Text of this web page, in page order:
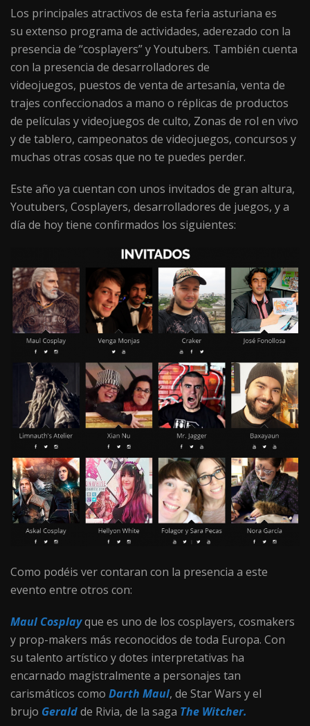
Los principales atractivos de esta feria asturiana es
su extenso programa de actividades, aderezado con la
presencia de “cosplayers” y Youtubers. También cuenta
con la presencia de desarrolladores de
videojuegos, puestos de venta de artesanía, venta de
trajes confeccionados a mano o réplicas de productos
de películas y videojuegos de culto, Zonas de rol en vivo
y de tablero, campeonatos de videojuegos, concursos y
muchas otras cosas que no te puedes perder.
Este año ya cuentan con unos invitados de gran altura,
Youtubers, Cosplayers, desarrolladores de juegos, y a
día de hoy tiene confirmados los siguientes:
Como podéis ver contaran con la presencia a este
evento entre otros con:
Maul Cosplayque es uno de los cosplayers, cosmakers
y prop-makers más reconocidos de toda Europa. Con
su talento artístico y dotes interpretativas ha
encarnado magistralmente a personajes tan
carismáticos como Darth Maul, de Star Wars y el
brujo Geraldde Rivia, de la saga The Witcher.